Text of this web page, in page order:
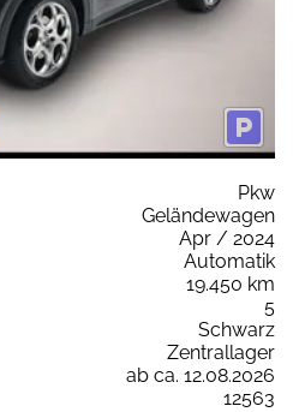
Pkw
Geländewagen
Apr / 2024
Automatik
19.450 km
5
Schwarz
Zentrallager
ab ca. 12.08.2026
12563